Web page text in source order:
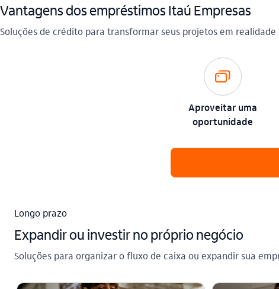
Vantagens dos empréstimos Itaú Empresas
Soluções de crédito para transformar seus projetos em realidade
cartoes_outline
Aproveitar uma
oportunidade​
Longo prazo
Expandir ou investir no próprio negócio
Soluções para organizar o fluxo de caixa ou expandir sua